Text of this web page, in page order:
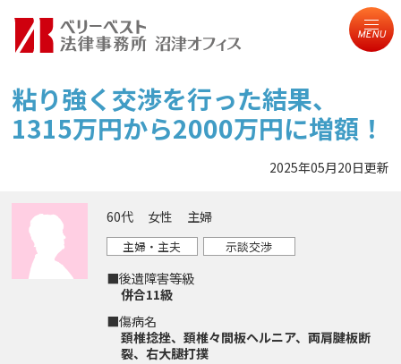
MENU
粘り強く交渉を行った結果、
1315万円から2000万円に増額！
2025年05月20日更新
60代 女性 主婦
主婦・主夫 示談交渉
■後遺障害等級
併合11級
■傷病名
頚椎捻挫、頚椎々間板ヘルニア、両肩腱板断
裂、右大腿打撲